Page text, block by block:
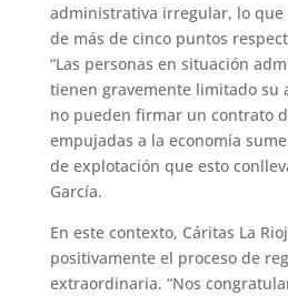
administrativa irregular, lo
de más de cinco puntos
“Las personas en situación
tienen gravemente limitado su
no pueden firmar un contrato
empujadas a la economía
de explotación que esto
García.
En este contexto, Cáritas La
positivamente el proceso de
extraordinaria. “Nos